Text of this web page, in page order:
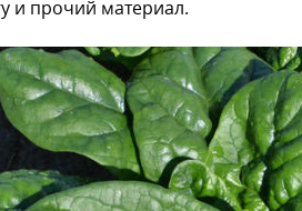
и прочий материал.